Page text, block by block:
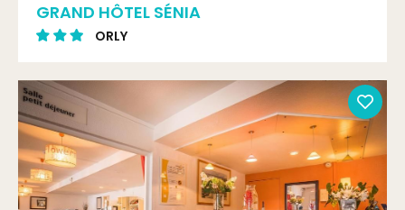
GRAND HÔTEL SÉNIA
ORLY